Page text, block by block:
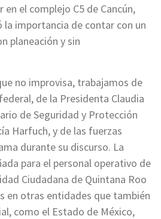
el complejo C5 de Cancún,
la importancia de contar con un
planeación y sin
no improvisa, trabajamos de
de la Presidenta Claudia
de Seguridad y Protección
Harfuch, y de las fuerzas
durante su discurso. La
para el personal operativo de
Ciudadana de Quintana Roo
en otras entidades que también
como el Estado de México,